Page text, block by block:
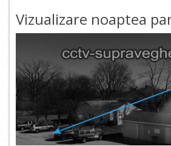
Vizualizare noaptea